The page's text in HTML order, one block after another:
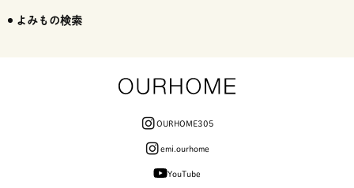
よみもの検索
OURHOME305
emi.ourhome
YouTube